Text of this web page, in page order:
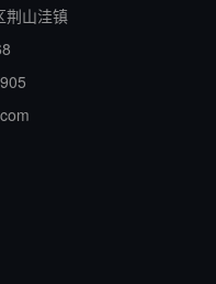
荆山洼镇